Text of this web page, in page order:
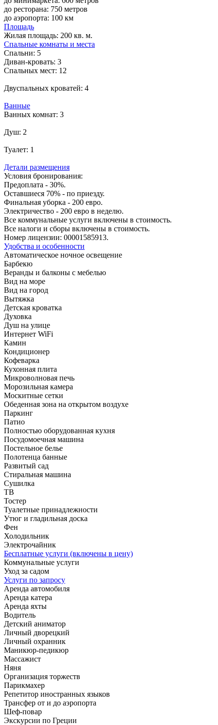
до ресторана: 750 метров
до аэропорта: 100 км
Площадь
Жилая площадь: 200 кв. м.
Спальные комнаты и места
Спальни: 5
Диван-кровать: 3
Спальных мест: 12
Двуспальных кроватей: 4
Ванные
Ванных комнат: 3
Душ: 2
Туалет: 1
Детали размещения
Условия бронирования:
Предоплата - 30%.
Оставшиеся 70% - по приезду.
Финальная уборка - 200 евро.
Электричество - 200 евро в неделю.
Все коммунальные услуги включены в стоимость.
Все налоги и сборы включены в стоимость.
Номер лицензии: 00001585913.
Удобства и особенности
Автоматическое ночное освещение
Барбекю
Веранды и балконы с мебелью
Вид на море
Вид на город
Вытяжка
Детская кроватка
Духовка
Душ на улице
Интернет WiFi
Камин
Кондиционер
Кофеварка
Кухонная плита
Микроволновая печь
Морозильная камера
Москитные сетки
Обеденная зона на открытом воздухе
Паркинг
Патио
Полностью оборудованная кухня
Посудомоечная машина
Постельное белье
Полотенца банные
Развитый сад
Стиральная машина
Сушилка
ТВ
Тостер
Туалетные принадлежности
Утюг и гладильная доска
Фен
Холодильник
Электрочайник
Бесплатные услуги (включены в цену)
Коммунальные услуги
Уход за садом
Услуги по запросу
Аренда автомобиля
Аренда катера
Аренда яхты
Водитель
Детский аниматор
Личный дворецкий
Личный охранник
Маникюр-педикюр
Массажист
Няня
Организация торжеств
Парикмахер
Репетитор иностранных языков
Трансфер от и до аэропорта
Шеф-повар
Экскурсии по Греции